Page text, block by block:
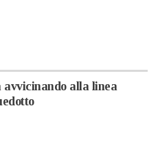
avvicinando alla linea